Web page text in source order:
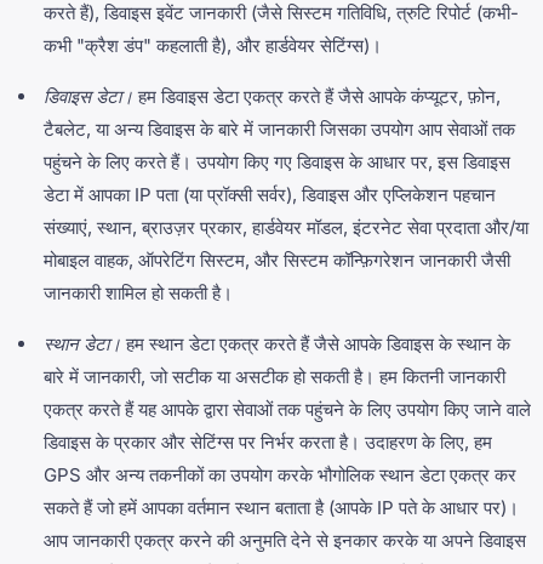
करते हैं), डिवाइस इवेंट जानकारी (जैसे सिस्टम गतिविधि, त्रुटि रिपोर्ट (कभी-
कभी "क्रैश डंप" कहलाती है), और हार्डवेयर सेटिंग्स)।
डिवाइस डेटा। हम डिवाइस डेटा एकत्र करते हैं जैसे आपके कंप्यूटर, फ़ोन,
टैबलेट, या अन्य डिवाइस के बारे में जानकारी जिसका उपयोग आप सेवाओं तक
पहुंचने के लिए करते हैं। उपयोग किए गए डिवाइस के आधार पर, इस डिवाइस
डेटा में आपका IP पता (या प्रॉक्सी सर्वर), डिवाइस और एप्लिकेशन पहचान
संख्याएं, स्थान, ब्राउज़र प्रकार, हार्डवेयर मॉडल, इंटरनेट सेवा प्रदाता और/या
मोबाइल वाहक, ऑपरेटिंग सिस्टम, और सिस्टम कॉन्फ़िगरेशन जानकारी जैसी
जानकारी शामिल हो सकती है।
स्थान डेटा। हम स्थान डेटा एकत्र करते हैं जैसे आपके डिवाइस के स्थान के
बारे में जानकारी, जो सटीक या असटीक हो सकती है। हम कितनी जानकारी
एकत्र करते हैं यह आपके द्वारा सेवाओं तक पहुंचने के लिए उपयोग किए जाने वाले
डिवाइस के प्रकार और सेटिंग्स पर निर्भर करता है। उदाहरण के लिए, हम
GPS और अन्य तकनीकों का उपयोग करके भौगोलिक स्थान डेटा एकत्र कर
सकते हैं जो हमें आपका वर्तमान स्थान बताता है (आपके IP पते के आधार पर)।
आप जानकारी एकत्र करने की अनुमति देने से इनकार करके या अपने डिवाइस